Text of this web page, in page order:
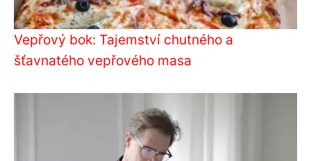
Vepřový bok: Tajemství chutného a
šťavnatého vepřového masa